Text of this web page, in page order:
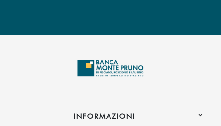
INFORMAZIONI